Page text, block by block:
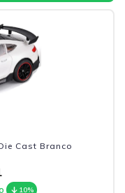
Cast Branco
10%